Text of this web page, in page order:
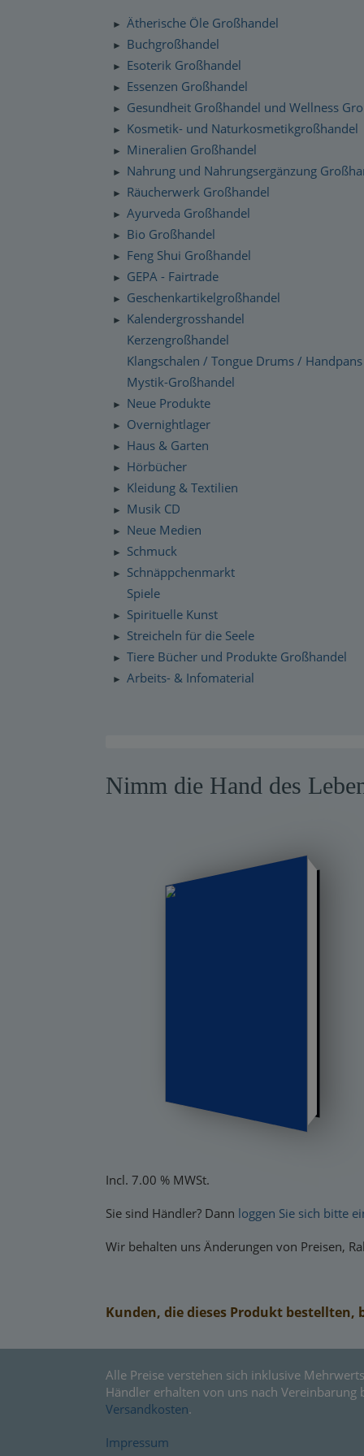
Zahlung und Versand
Datenschutzerklärung
Checkdates
Moravan Naturkosmetik
Primavera Life Sortiment
Alaya Engelkerzen
Gabriel Tech Sortiment
Engelalm Edelstein Essenzen
Schnelllager
► Ätherische Öle Großhandel
► Buchgroßhandel
► Esoterik Großhandel
► Essenzen Großhandel
► Gesundheit Großhandel und Wellness
► Kosmetik- und Naturkosmetikgroßhandel
► Mineralien Großhandel
► Nahrung und Nahrungsergänzung
► Räucherwerk Großhandel
► Ayurveda Großhandel
► Bio Großhandel
► Feng Shui Großhandel
► GEPA - Fairtrade
► Geschenkartikelgroßhandel
►
Kalendergrosshandel
Kerzengroßhandel
Klangschalen / Tongue Drums /
Mystik-Großhandel
► Neue Produkte
► Overnightlager
► Haus & Garten
► Hörbücher
► Kleidung & Textilien
► Musik CD
► Neue Medien
► Schmuck
►
Schnäppchenmarkt
Spiele
► Spirituelle Kunst
► Streicheln für die Seele
► Tiere Bücher und Produkte Großhandel
► Arbeits- & Infomaterial
Schnelllager
Nimm die Hand des
Incl. 7.00 % MWSt.
Sie sind Händler? Dann loggen Sie sich bitte
Wir behalten uns Änderungen von Preisen,
Kunden, die dieses Produkt bestellten,
Alle Preise verstehen sich inklusive
Händler erhalten von uns nach
Versandkosten.
Impressum